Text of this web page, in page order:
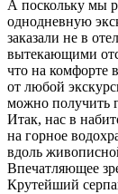
А поскольку мы
однодневную
заказали не в
вытекающими
что на комфорте
от любой
можно получить
Итак, нас в
на горное
вдоль
Впечатляющее
Крутейший